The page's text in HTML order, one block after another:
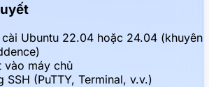
Ubuntu 22.04 hoặc 24.04 (khuyên
vào máy chủ
SSH (PuTTY, Terminal, v.v.)